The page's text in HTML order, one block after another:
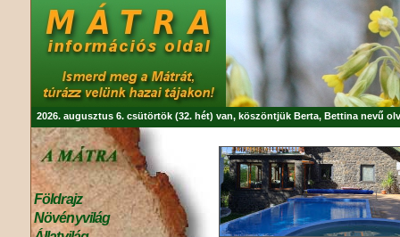
2026. augusztus 6. csütörtök (32. hét) van, köszöntjük Berta, Bettina nevű
Földrajz
Növényvilág